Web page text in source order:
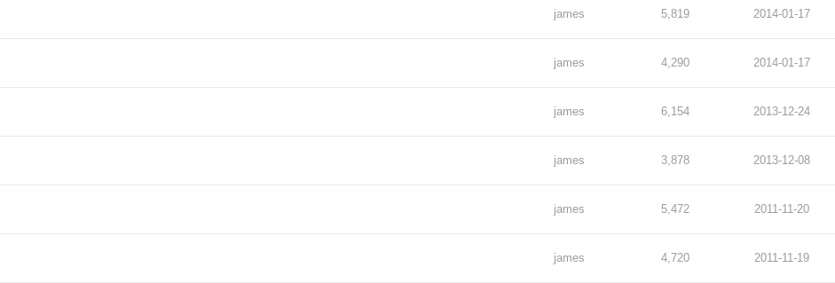
james 5,819 2014-01-17
james 4,290 2014-01-17
james 6,154 2013-12-24
james 3,878 2013-12-08
james 5,472 2011-11-20
james 4,720 2011-11-19